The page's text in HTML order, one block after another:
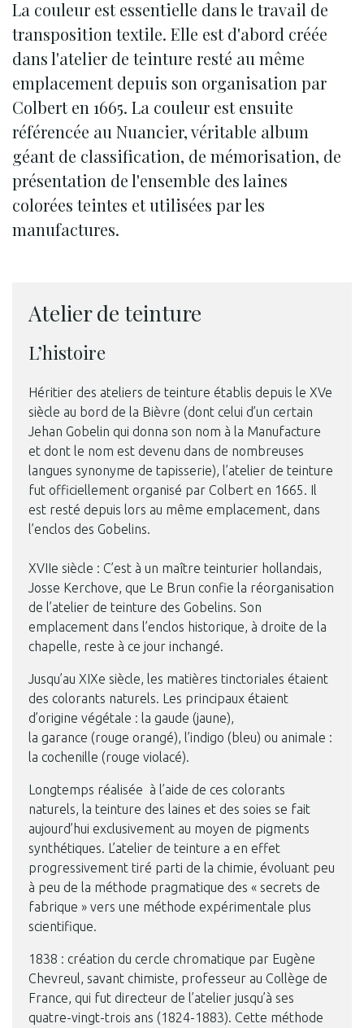
La couleur est essentielle dans le travail de
transposition textile. Elle est d'abord créée
dans l'atelier de teinture resté au même
emplacement depuis son organisation par
Colbert en 1665. La couleur est ensuite
référencée au Nuancier, véritable album
géant de classification, de mémorisation, de
présentation de l'ensemble des laines
colorées teintes et utilisées par les
manufactures.
Atelier de teinture
L’histoire
Héritier des ateliers de teinture établis depuis le XVe
siècle au bord de la Bièvre (dont celui d’un certain
Jehan Gobelin qui donna son nom à la Manufacture
et dont le nom est devenu dans de nombreuses
langues synonyme de tapisserie), l’atelier de teinture
fut officiellement organisé par Colbert en 1665. Il
est resté depuis lors au même emplacement, dans
l’enclos des Gobelins.
XVIIe siècle : C’est à un maître teinturier hollandais,
Josse Kerchove, que Le Brun confie la réorganisation
de l’atelier de teinture des Gobelins. Son
emplacement dans l’enclos historique, à droite de la
chapelle, reste à ce jour inchangé.
Jusqu’au XIXe siècle, les matières tinctoriales étaient
des colorants naturels. Les principaux étaient
d’origine végétale : la gaude (jaune),
la garance (rouge orangé), l’indigo (bleu) ou animale :
la cochenille (rouge violacé).
Longtemps réalisée à l’aide de ces colorants
naturels, la teinture des laines et des soies se fait
aujourd’hui exclusivement au moyen de pigments
synthétiques. L’atelier de teinture a en effet
progressivement tiré parti de la chimie, évoluant peu
à peu de la méthode pragmatique des « secrets de
fabrique » vers une méthode expérimentale plus
scientifique.
1838 : création du cercle chromatique par Eugène
Chevreul, savant chimiste, professeur au Collège de
France, qui fut directeur de l’atelier jusqu’à ses
quatre-vingt-trois ans (1824-1883). Cette méthode